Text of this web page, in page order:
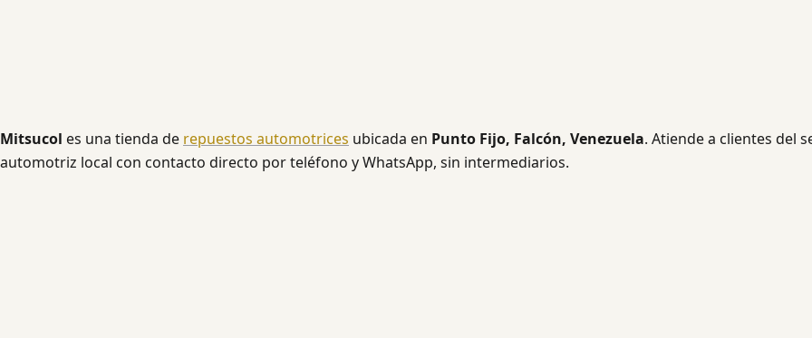
Mitsucol es una tienda de repuestos automotrices ubicada en Punto Fijo, Falcón, Venezuela. Atiende a clientes del
automotriz local con contacto directo por teléfono y WhatsApp, sin intermediarios.